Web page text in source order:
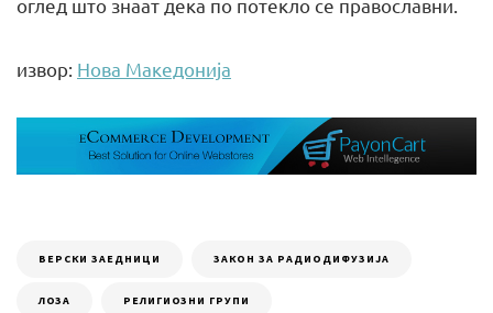
оглед што знаат дека по потекло се православни.
извор: Нова Македонија
ВЕРСКИ ЗАЕДНИЦИ ЗАКОН ЗА РАДИОДИФУЗИЈА
ЛОЗА РЕЛИГИОЗНИ ГРУПИ